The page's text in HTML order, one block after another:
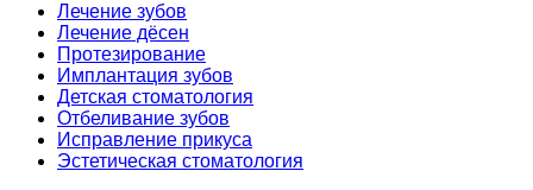
Лечение зубов
Лечение дёсен
Протезирование
Имплантация зубов
Детская стоматология
Отбеливание зубов
Исправление прикуса
Эстетическая стоматология